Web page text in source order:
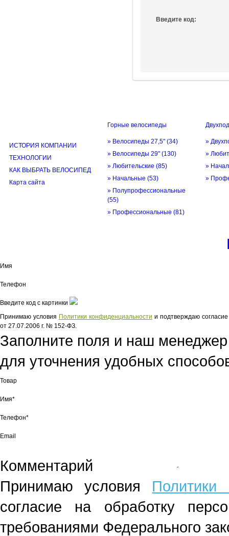
Введите код:
ИСТОРИЯ КОМПАНИИ
ТЕХНОЛОГИИ
КАК ВЫБРАТЬ ВЕЛОСИПЕД
Карта сайта
Горные велосипеды
» Велосипеды 27,5" (34)
» Велосипеды 29" (130)
» Любительские (85)
» Начальные (53)
» Полупрофессиональные
(55)
» Профессиональные (81)
»
»
»
»
Имя
Телефон
Введите код с картинки
Принимаю условия Политики конфиденциальности и подтверждаю
от 27.07.2006 г. № 152-ФЗ.
Заполните поля и наш
для уточнения удобных
Товар
Имя*
Телефон*
Email
Комментарий
Принимаю условия Политики
согласие на обработку
требованиями Федерального